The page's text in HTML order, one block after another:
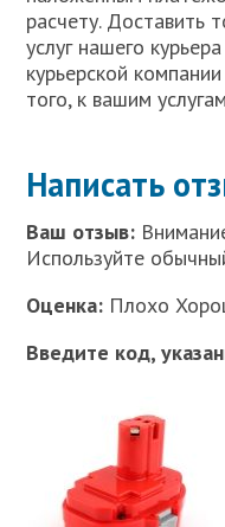
расчету. Доставить
услуг нашего
курьерской
того, к вашим
Написать
Ваш отзыв:
Используйте
Оценка: Плохо
Введите код,